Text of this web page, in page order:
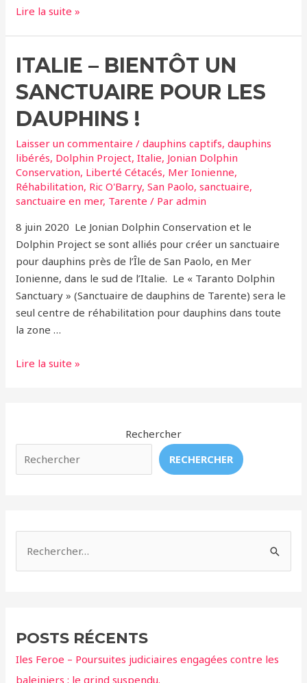
Le
nous
que
son
delphinarium
ferme
ses
portes
!
Lire la suite »
ITALIE – BIENTÔT UN
SANCTUAIRE POUR LES
DAUPHINS !
Laisser un commentaire /dauphins captifs,dauphins
libérés, Dolphin Project,Italie, Jonian Dolphin
Conservation, Liberté Cétacés, Mer Ionienne,
Réhabilitation, Ric O'Barry,San Paolo,sanctuaire,
sanctuaire en mer, Tarente / Paradmin
8 juin 2020 Le Jonian Dolphin Conservation et le
Dolphin Project se sont alliés pour créer un sanctuaire
pour dauphins près de l’Île de San Paolo, en Mer
Ionienne, dans le sud de l’Italie. Le « Taranto Dolphin
Sanctuary » (Sanctuaire de dauphins de Tarente) sera le
seul centre de réhabilitation pour dauphins dans toute
la zone …
Italie
pour
les
Lire la suite »
Rechercher
RECHERCHER
r
c
POSTS RÉCENTS
Iles Feroe – Poursuites judiciaires engagées contre les
baleiniers ; le grind suspendu.